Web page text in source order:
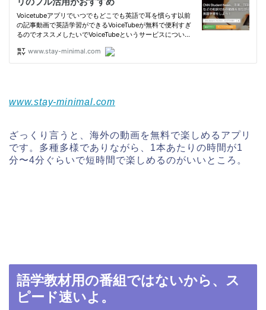
www.stay-minimal.com
ざっくり言うと、海外の動画を無料で楽しめるアプリ
です。多種多様でありながら、1本あたりの時間が1
分〜4分ぐらいで短時間で楽しめるのがいいところ。
語学教材用の番組ではないから、ス
ピード速いよ。